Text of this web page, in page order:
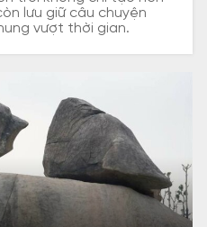
lưu giữ câu chuyện
vượt thời gian.